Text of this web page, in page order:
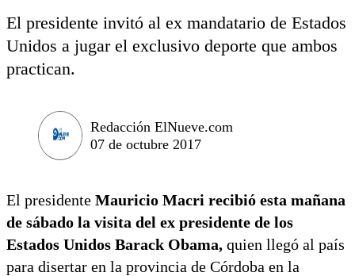
El presidente invitó al ex mandatario de Estados
Unidos a jugar el exclusivo deporte que ambos
practican.
Redacción ElNueve.com
07 de octubre 2017
El presidente Mauricio Macri recibió esta mañana
de sábado la visita del ex presidente de los
Estados Unidos Barack Obama, quien llegó al país
para disertar en la provincia de Córdoba en la